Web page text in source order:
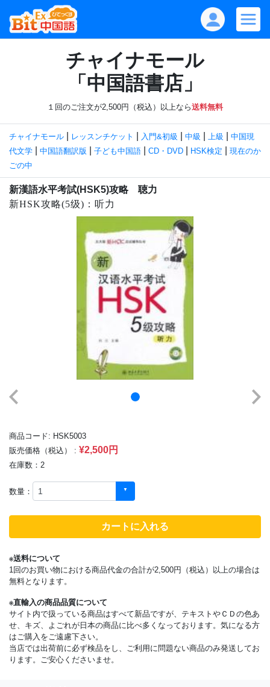
チャイナモール
「中国語書店」
１回のご注文が2,500円（税込）以上なら送料無料
チャイナモール レッスンチケット 入門&初級 中級 上級
中国現
代文学
中国語翻訳版 子ども中国語 CD・DVD HSK検定
現在のか
ごの中
新漢語水平考試(HSK5)攻略 聴力
新HSK攻略(5级)：听力
商品コード: HSK5003
販売価格（税込） : ¥2,500円
在庫数：2
数量：
カートに入れる
※送料について
1回のお買い物における商品代金の合計が2,500円（税込）以上の場合は
無料となります。
※直輸入の商品品質について
サイト内で扱っている商品はすべて新品ですが、テキストやＣＤの色あ
せ、キズ、よごれが日本の商品に比べ多くなっております。気になる方
はご購入をご遠慮下さい。
当店では出荷前に必ず検品をし、ご利用に問題ない商品のみ発送してお
ります。ご安心くださいませ。